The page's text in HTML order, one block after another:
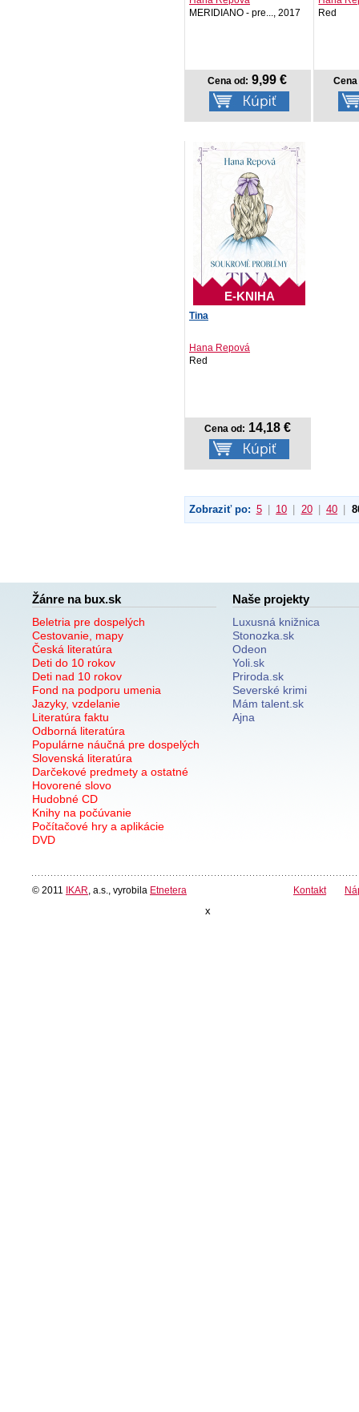
MERIDIANO - pre..., 2017
Cena od: 9,99 €
Red
E-KNIHA
Tina
Hana Repová
Red
Cena od: 14,18 €
Zobraziť po: 5 10 20 40
Žánre na bux.sk
Beletria pre dospelých
Cestovanie, mapy
Česká literatúra
Deti do 10 rokov
Deti nad 10 rokov
Fond na podporu umenia
Jazyky, vzdelanie
Literatúra faktu
Odborná literatúra
Populárne náučná pre dospelých
Slovenská literatúra
Darčekové predmety a ostatné
Hovorené slovo
Hudobné CD
Knihy na počúvanie
Počítačové hry a aplikácie
DVD
Naše projekty
Luxusná knižnica
Stonozka.sk
Odeon
Yoli.sk
Priroda.sk
Severské krimi
Mám talent.sk
Ajna
© 2011 IKAR , a.s., vyrobila Etnetera Kontakt
x